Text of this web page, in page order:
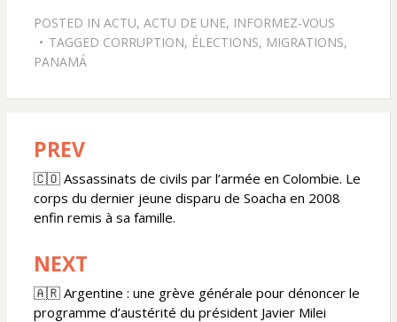
POSTED IN ACTU, ACTU DE UNE, INFORMEZ-VOUS
TAGGED CORRUPTION, ÉLECTIONS, MIGRATIONS,
PANAMÁ
Navigation
de
l’article
PREV
🇨🇴 Assassinats de civils par l’armée en Colombie. Le
corps du dernier jeune disparu de Soacha en 2008
enfin remis à sa famille.
NEXT
🇦🇷 Argentine : une grève générale pour dénoncer le
programme d’austérité du président Javier Milei